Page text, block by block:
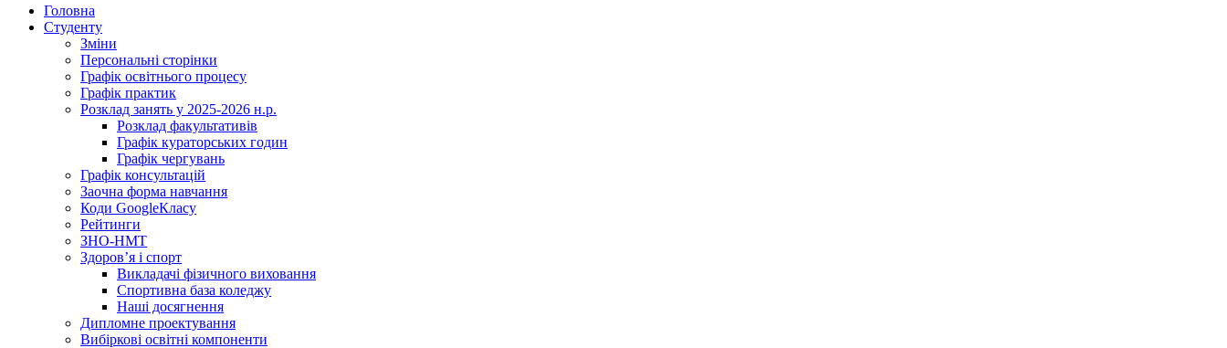
Головна
Студенту
Зміни
Персональні сторінки
Графік освітнього процесу
Графік практик
Розклад занять у 2025-2026 н.р.
Розклад факультативів
Графік кураторських годин
Графік чергувань
Графік консультацій
Заочна форма навчання
Коди GoogleКласу
Рейтинги
ЗНО-НМТ
Здоров’я і спорт
Викладачі фізичного виховання
Спортивна база коледжу
Наші досягнення
Дипломне проектування
Вибіркові освітні компоненти